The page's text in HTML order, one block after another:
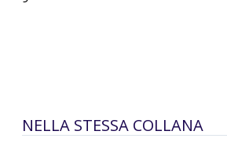
NELLA STESSA COLLANA